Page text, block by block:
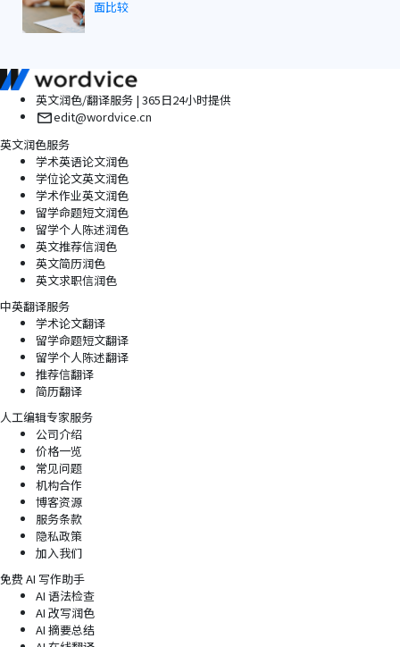
面比较
英文润色/翻译服务 | 365日24小时提供
edit@wordvice.cn
英文润色服务
学术英语论文润色
学位论文英文润色
学术作业英文润色
留学命题短文润色
留学个人陈述润色
英文推荐信润色
英文简历润色
英文求职信润色
中英翻译服务
学术论文翻译
留学命题短文翻译
留学个人陈述翻译
推荐信翻译
简历翻译
人工编辑专家服务
公司介绍
价格一览
常见问题
机构合作
博客资源
服务条款
隐私政策
加入我们
免费 AI 写作助手
AI 语法检查
AI 改写润色
AI 摘要总结